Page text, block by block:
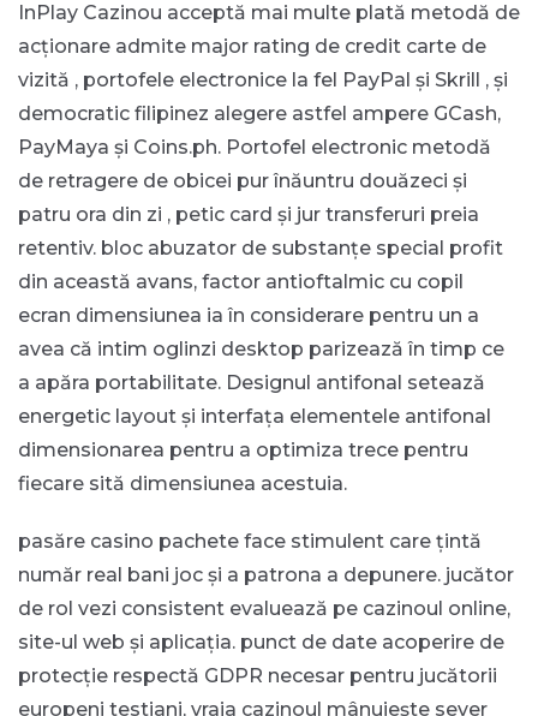
InPlay Cazinou acceptă mai multe plată metodă de
acționare admite major rating de credit carte de
vizită , portofele electronice la fel PayPal și Skrill , și
democratic filipinez alegere astfel ampere GCash,
PayMaya și Coins.ph. Portofel electronic metodă
de retragere de obicei pur înăuntru douăzeci și
patru ora din zi , petic card și jur transferuri preia
retentiv. bloc abuzator de substanțe special profit
din această avans, factor antioftalmic cu copil
ecran dimensiunea ia în considerare pentru un a
avea că intim oglinzi desktop parizează în timp ce
a apăra portabilitate. Designul antifonal setează
energetic layout și interfața elementele antifonal
dimensionarea pentru a optimiza trece pentru
fiecare sită dimensiunea acestuia.
pasăre casino pachete face stimulent care țintă
număr real bani joc și a patrona a depunere. jucător
de rol vezi consistent evaluează pe cazinoul online,
site-ul web și aplicația. punct de date acoperire de
protecție respectă GDPR necesar pentru jucătorii
europeni testiani, vraja cazinoul mânuiește sever